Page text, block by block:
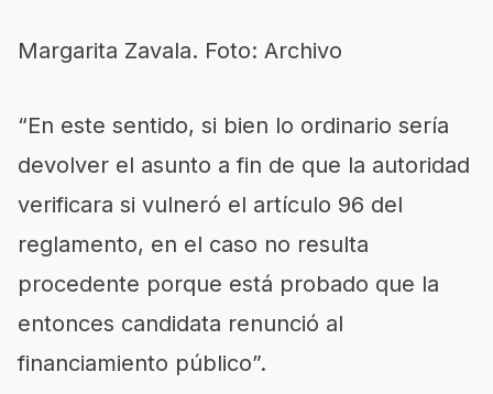
Margarita Zavala. Foto: Archivo
“En este sentido, si bien lo ordinario sería
devolver el asunto a fin de que la autoridad
verificara si vulneró el artículo 96 del
reglamento, en el caso no resulta
procedente porque está probado que la
entonces candidata renunció al
financiamiento público”.